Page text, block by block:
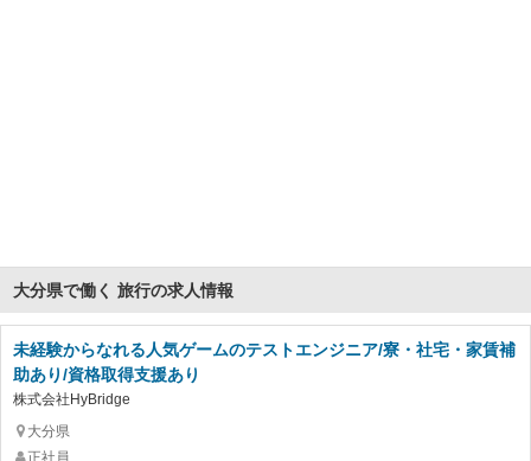
大分県で働く 旅行の求人情報
未経験からなれる人気ゲームのテストエンジニア/寮・社宅・家賃補
助あり/資格取得支援あり
株式会社HyBridge
大分県